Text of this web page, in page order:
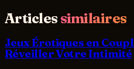
Articlessimilaires
Jeux Érotiques en
Réveiller Votre Intimité